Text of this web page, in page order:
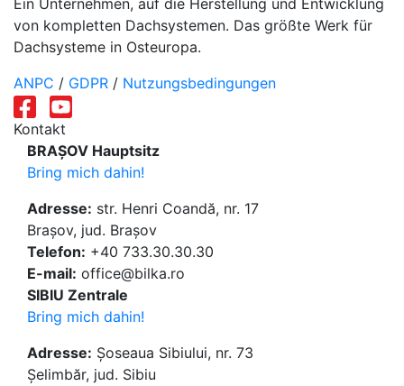
Ein Unternehmen, auf die Herstellung und Entwicklung
von kompletten Dachsystemen. Das größte Werk für
Dachsysteme in Osteuropa.
ANPC / GDPR / Nutzungsbedingungen
Kontakt
BRAȘOV Hauptsitz
Bring mich dahin!
Adresse: str. Henri Coandă, nr. 17
Brașov, jud. Brașov
Telefon: +40 733.30.30.30
E-mail: office@bilka.ro
SIBIU Zentrale
Bring mich dahin!
Adresse: Șoseaua Sibiului, nr. 73
Șelimbăr, jud. Sibiu